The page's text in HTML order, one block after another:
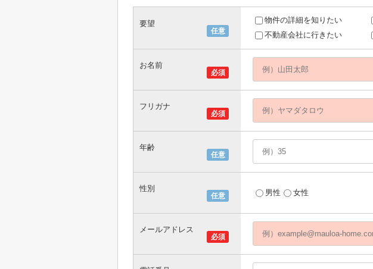
任意
要望 物件の詳細を知りたい
不動産会社に行きたい
必須
お名前
必須
フリガナ
任意
年齢
任意
性別 男性 女性
必須
メールアドレス